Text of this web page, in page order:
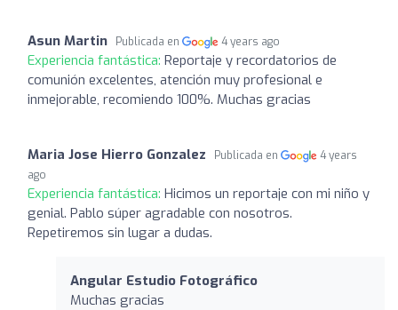
Asun Martin Publicada en 4 years ago
Experiencia fantástica: Reportaje y recordatorios de
comunión excelentes, atención muy profesional e
inmejorable, recomiendo 100%. Muchas gracias
Maria Jose Hierro Gonzalez Publicada en
4 years
ago
Experiencia fantástica: Hicimos un reportaje con mi niño y
genial. Pablo súper agradable con nosotros.
Repetiremos sin lugar a dudas.
Angular Estudio Fotográfico
Muchas gracias